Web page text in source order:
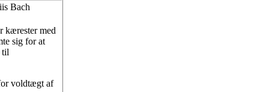
Bach
kærester med
sig for at
til
voldtægt af